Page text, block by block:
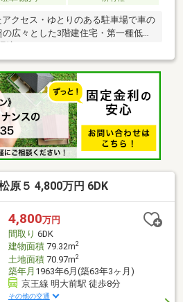
クセス・ゆとりのある駐車場で車の
広々とした3階建住宅・第一種低層
原５ 4,800万円 6DK
4,800万円
間取り 6DK
建物面積79.32m2
土地面積70.97m2
築年月 1963年6月(築63年3ヶ月)
京王線 明大前駅 徒歩8分
その他の交通